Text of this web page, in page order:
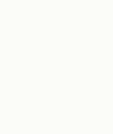
Sommige
zijn ook "light"
De